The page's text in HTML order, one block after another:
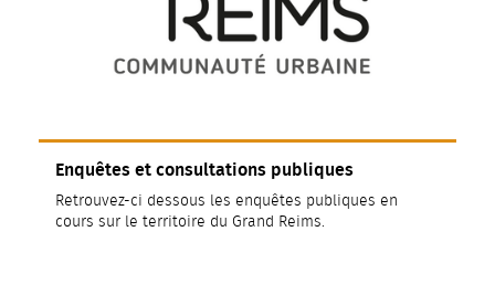
Enquêtes et consultations publiques
Retrouvez-ci dessous les enquêtes publiques en
cours sur le territoire du Grand Reims.